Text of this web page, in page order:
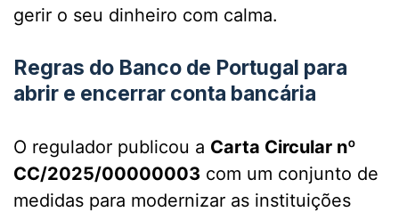
gerir o seu dinheiro com calma.
Regras do Banco de Portugal para
abrir e encerrar conta bancária
O regulador publicou a Carta Circular nº
CC/2025/00000003 com um conjunto de
medidas para modernizar as instituições